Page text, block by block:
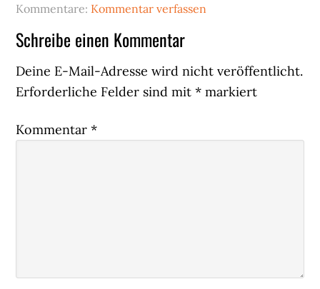
Kommentare: Kommentar verfassen
Leser-
Interaktionen
Schreibe einen Kommentar
Deine E-Mail-Adresse wird nicht veröffentlicht.
Erforderliche Felder sind mit* markiert
Kommentar*